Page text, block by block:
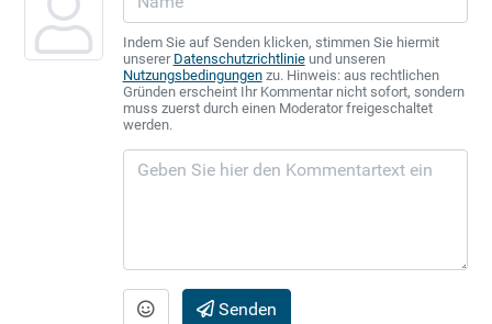
Indem Sie auf Senden klicken, stimmen Sie hiermit
unserer Datenschutzrichtlinieund unseren
Nutzungsbedingungenzu. Hinweis: aus rechtlichen
Gründen erscheint Ihr Kommentar nicht sofort, sondern
muss zuerst durch einen Moderator freigeschaltet
werden.
Senden